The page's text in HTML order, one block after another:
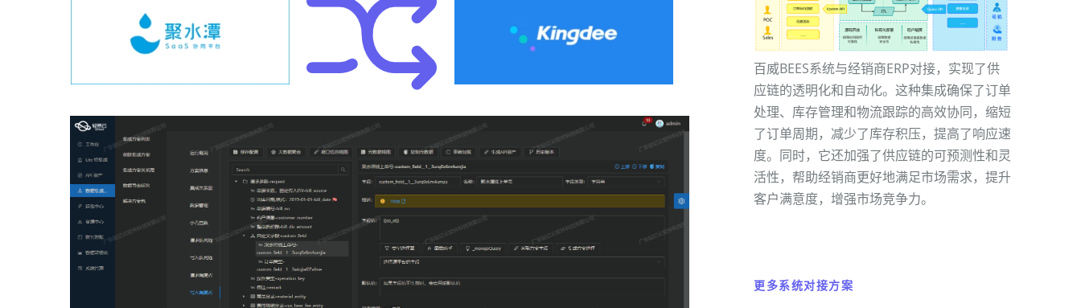
百威BEES系统与经销商ERP对接，实现了供
应链的透明化和自动化。这种集成确保了订单
处理、库存管理和物流跟踪的高效协同，缩短
了订单周期，减少了库存积压，提高了响应速
度。同时，它还加强了供应链的可预测性和灵
活性，帮助经销商更好地满足市场需求，提升
客户满意度，增强市场竞争力。
更多系统对接方案